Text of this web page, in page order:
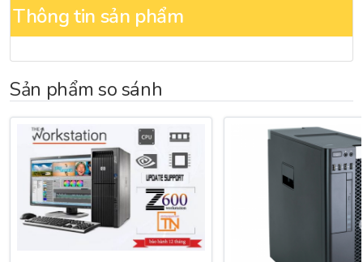
Chipset Intel® C612
Bộ nhớ trong
GPU (Card đồ họa)
xxxx
Ổ cứng 256GB SSD WD SATA 3
Giao tiếp mạng 2 x Intel® I210AT
Trước:
1 x USB 3.0
Thông tin sản phẩm
Sản phẩm so sánh